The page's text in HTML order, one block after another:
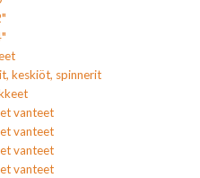
keskiöt, spinnerit
vanteet
vanteet
vanteet
vanteet